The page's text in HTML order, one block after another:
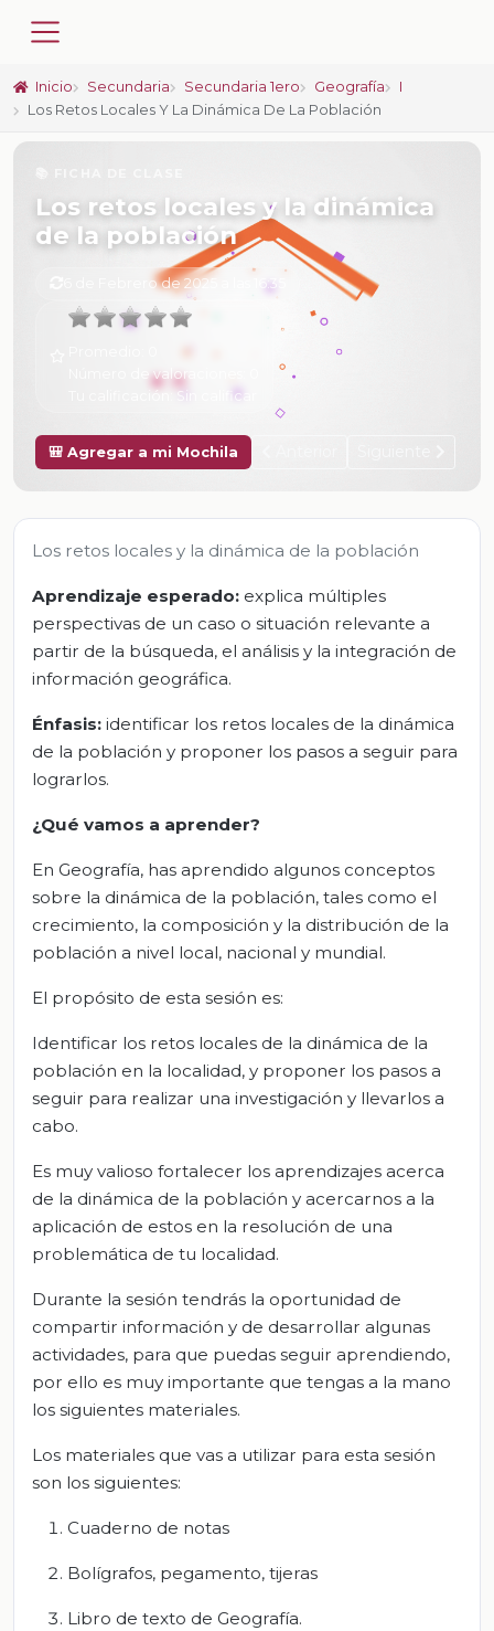
Inicio Secundaria Secundaria 1ero Geografía
I
Los Retos Locales Y La Dinámica De La Población
Los retos locales y la dinámica
de la población
6 de Febrero de 2025 a las 16:35
Número de valoraciones:
Tu calificación: Sin calificar
🎒 Agregar a mi Mochila
Los retos locales y la dinámica de la población
Aprendizaje esperado: explica múltiples
perspectivas de un caso o situación relevante a
partir de la búsqueda, el análisis y la integración de
información geográfica.
Énfasis: identificar los retos locales de la dinámica
de la población y proponer los pasos a seguir para
lograrlos.
¿Qué vamos a aprender?
En Geografía, has aprendido algunos conceptos
sobre la dinámica de la población, tales como el
crecimiento, la composición y la distribución de la
población a nivel local, nacional y mundial.
El propósito de esta sesión es:
Identificar los retos locales de la dinámica de la
población en la localidad, y proponer los pasos a
seguir para realizar una investigación y llevarlos a
cabo.
Es muy valioso fortalecer los aprendizajes acerca
de la dinámica de la población y acercarnos a la
aplicación de estos en la resolución de una
problemática de tu localidad.
Durante la sesión tendrás la oportunidad de
compartir información y de desarrollar algunas
actividades, para que puedas seguir aprendiendo,
por ello es muy importante que tengas a la mano
los siguientes materiales.
Los materiales que vas a utilizar para esta sesión
son los siguientes:
Cuaderno de notas
Bolígrafos, pegamento, tijeras
Libro de texto de Geografía.